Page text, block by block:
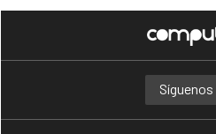
Síguenos